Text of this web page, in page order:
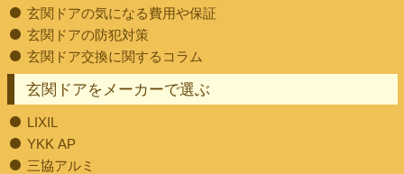
玄関ドアの気になる費用や保証
玄関ドアの防犯対策
玄関ドア交換に関するコラム
玄関ドアをメーカーで選ぶ
LIXIL
YKK AP
三協アルミ